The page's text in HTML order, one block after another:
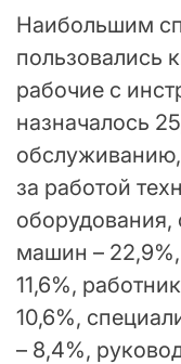
Наибольшим
пользовались
рабочие с
назначалось
за работой
оборудования,
машин –
11,6%,
10,6%,
– 8,4%,